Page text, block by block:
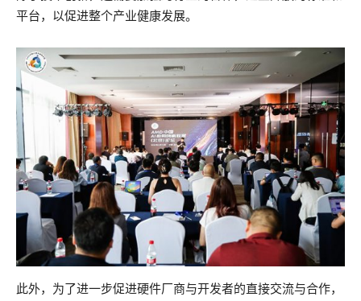
平台，以促进整个产业健康发展。
此外，为了进一步促进硬件厂商与开发者的直接交流与合作，